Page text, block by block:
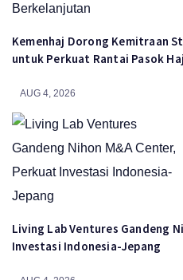
Kemenhaj Dorong Kemitraan
untuk Perkuat Rantai Pasok
AUG 4, 2026
Living Lab Ventures Gandeng
Investasi Indonesia-Jepang